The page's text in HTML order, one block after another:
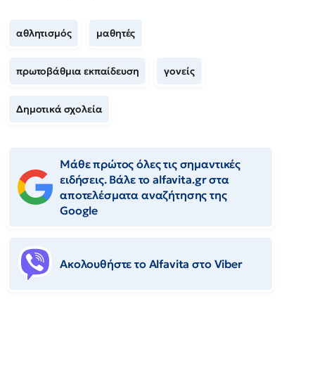
αθλητισμός μαθητές
πρωτοβάθμια εκπαίδευση γονείς
Δημοτικά σχολεία
Μάθε πρώτος όλες τις σημαντικές
ειδήσεις. Βάλε το alfavita.gr στα
αποτελέσματα αναζήτησης της
Google
Ακολουθήστε το Αlfavita στο Viber